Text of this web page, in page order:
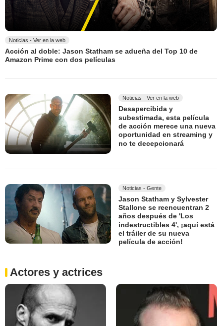
Noticias - Ver en la web
Acción al doble: Jason Statham se adueña del Top 10 de
Amazon Prime con dos películas
Noticias - Ver en la web
Desapercibida y
subestimada, esta película
de acción merece una nueva
oportunidad en streaming y
no te decepcionará
Noticias - Gente
Jason Statham y Sylvester
Stallone se reencuentran 2
años después de 'Los
indestructibles 4', ¡aquí está
el tráiler de su nueva
película de acción!
Actores y actrices